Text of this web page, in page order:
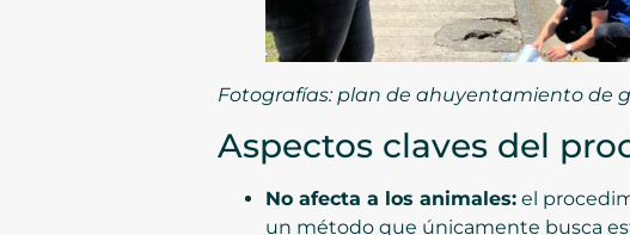
Fotografías: plan de ahuyentamiento de
Aspectos claves del
No afecta a los animales: el
un método que únicamente busca